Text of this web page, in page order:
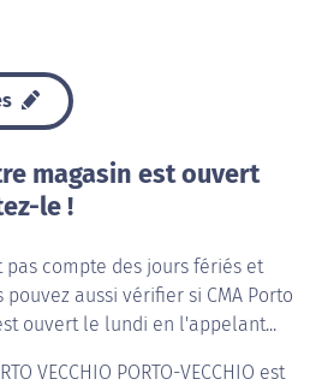
magasin est ouvert
le !
pas compte des jours fériés et
aussi vérifier si CMA Porto
ouvert le lundi en l'appelant...
VECCHIO PORTO-VECCHIO est